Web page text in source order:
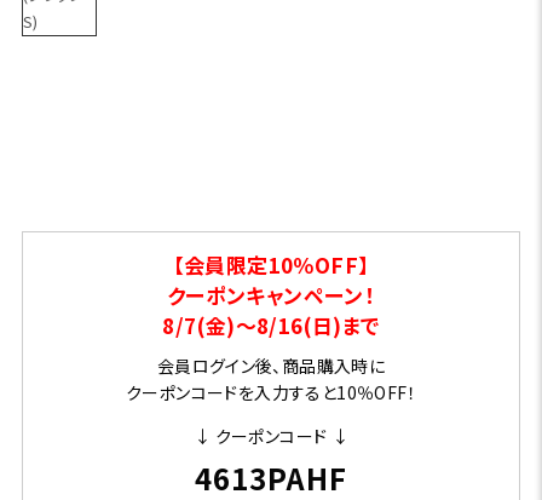
【会員限定10％OFF】
クーポンキャンペーン！
8/7(金)～8/16(日)まで
会員ログイン後、商品購入時に
クーポンコードを入力すると10％OFF！
↓ クーポンコード ↓
4613PAHF